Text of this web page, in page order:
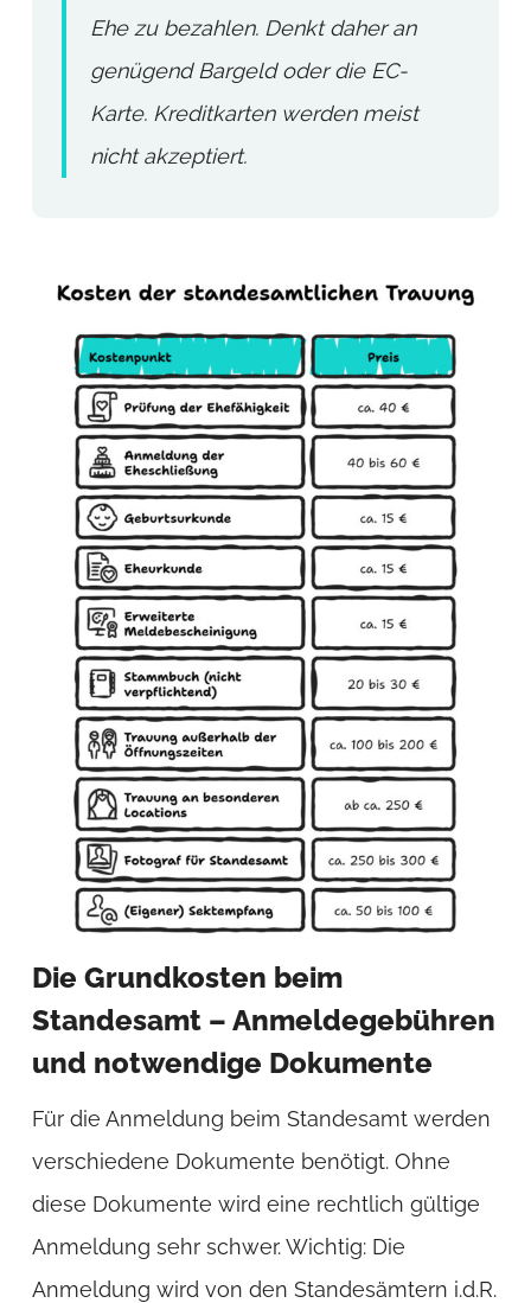
Ehe zu bezahlen. Denkt daher an
genügend Bargeld oder die EC-
Karte. Kreditkarten werden meist
nicht akzeptiert.
Die Grundkosten beim
Standesamt – Anmeldegebühren
und notwendige Dokumente
Für die Anmeldung beim Standesamt werden
verschiedene Dokumente benötigt. Ohne
diese Dokumente wird eine rechtlich gültige
Anmeldung sehr schwer. Wichtig: Die
Anmeldung wird von den Standesämtern i.d.R.